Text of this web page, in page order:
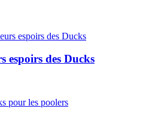
espoirs des Ducks